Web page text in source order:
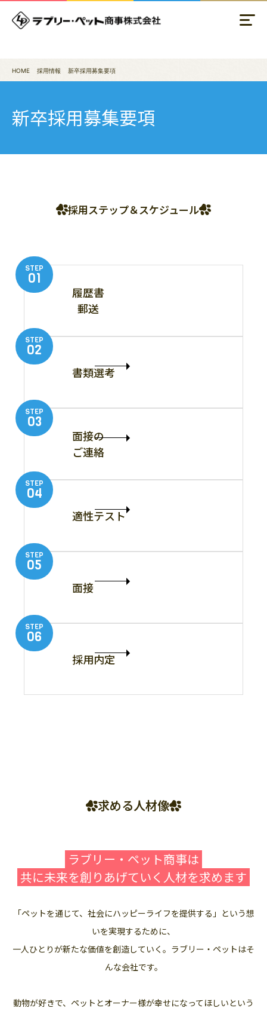
HOME 採用情報 新卒採用募集要項
新卒採用募集要項
採用ステップ＆スケジュール
STEP
01
履歴書
郵送
STEP
02
書類選考
STEP
03
面接の
ご連絡
STEP
04
適性テスト
STEP
05
面接
STEP
06
採用内定
求める人材像
ラブリー・ペット商事は
共に未来を創りあげていく人材を求めます
「ペットを通じて、社会にハッピーライフを提供する」という想
いを実現するために、
一人ひとりが新たな価値を創造していく。ラブリー・ペットはそ
んな会社です。
動物が好きで、ペットとオーナー様が幸せになってほしいという